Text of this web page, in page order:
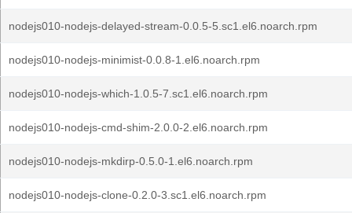
nodejs010-nodejs-delayed-stream-0.0.5-5.sc1.el6.noarch.rpm
nodejs010-nodejs-minimist-0.0.8-1.el6.noarch.rpm
nodejs010-nodejs-which-1.0.5-7.sc1.el6.noarch.rpm
nodejs010-nodejs-cmd-shim-2.0.0-2.el6.noarch.rpm
nodejs010-nodejs-mkdirp-0.5.0-1.el6.noarch.rpm
nodejs010-nodejs-clone-0.2.0-3.sc1.el6.noarch.rpm